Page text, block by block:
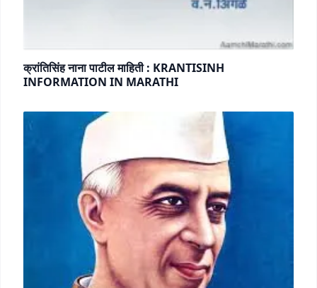
क्रांतिसिंह नाना पाटील माहिती : KRANTISINH
INFORMATION IN MARATHI